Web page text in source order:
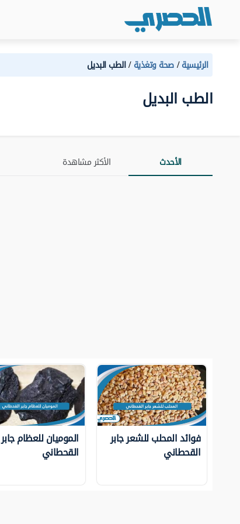
الرئيسية صحة وتغذية الطب البديل
الطب البديل
الأحدث الأكثر مشاهدة
فوائد المحلب للشعر جابر
القحطاني
الموميان للعظام جابر
القحطاني